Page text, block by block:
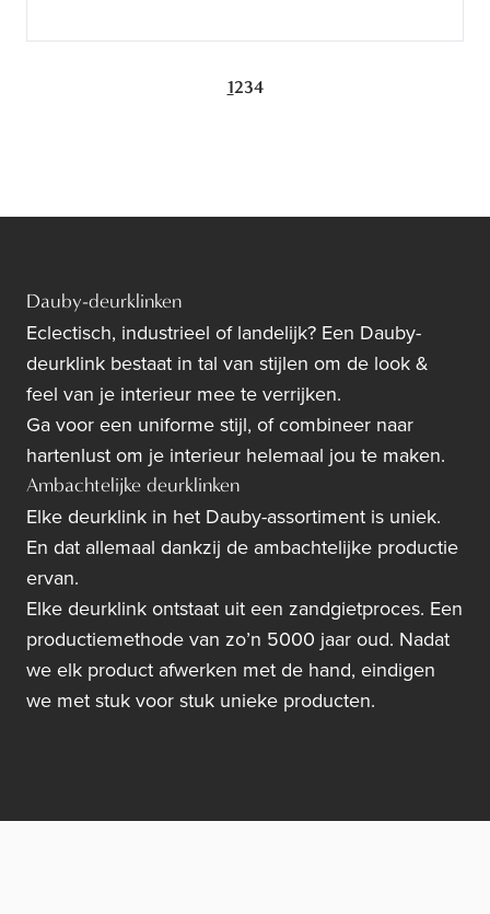
1234
Dauby-deurklinken
Eclectisch, industrieel of landelijk? Een Dauby-
deurklink bestaat in tal van stijlen om de look &
feel van je interieur mee te verrijken.
Ga voor een uniforme stijl, of combineer naar
hartenlust om je interieur helemaal jou te maken.
Ambachtelijke deurklinken
Elke deurklink in het Dauby-assortiment is uniek.
En dat allemaal dankzij de ambachtelijke productie
ervan.
Elke deurklink ontstaat uit een zandgietproces. Een
productiemethode van zo’n 5000 jaar oud. Nadat
we elk product afwerken met de hand, eindigen
we met stuk voor stuk unieke producten.